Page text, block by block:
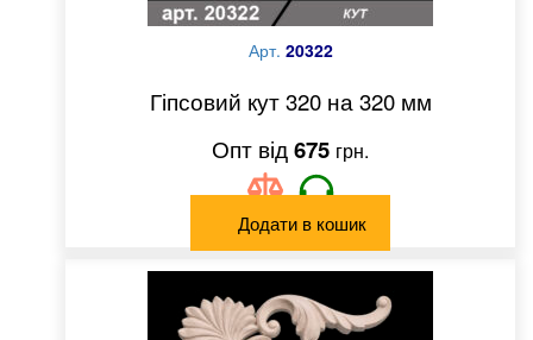
Арт. 20322
Гіпсовий кут 320 на 320 мм
675 грн.
Додати в кошик